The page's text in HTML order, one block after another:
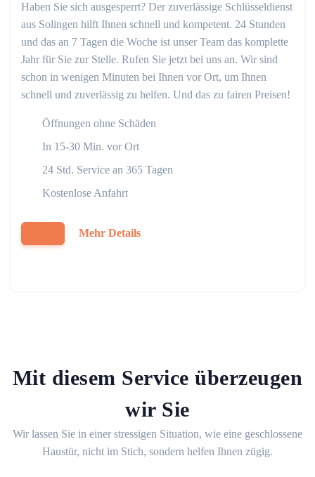
Haben Sie sich ausgesperrt? Der zuverlässige Schlüsseldienst
aus Solingen hilft Ihnen schnell und kompetent. 24 Stunden
und das an 7 Tagen die Woche ist unser Team das komplette
Jahr für Sie zur Stelle. Rufen Sie jetzt bei uns an. Wir sind
schon in wenigen Minuten bei Ihnen vor Ort, um Ihnen
schnell und zuverlässig zu helfen. Und das zu fairen Preisen!
Öffnungen ohne Schäden
In 15-30 Min. vor Ort
24 Std. Service an 365 Tagen
Kostenlose Anfahrt
Mehr Details
Mit diesem Service überzeugen
wir Sie
Wir lassen Sie in einer stressigen Situation, wie eine geschlossene
Haustür, nicht im Stich, sondern helfen Ihnen zügig.